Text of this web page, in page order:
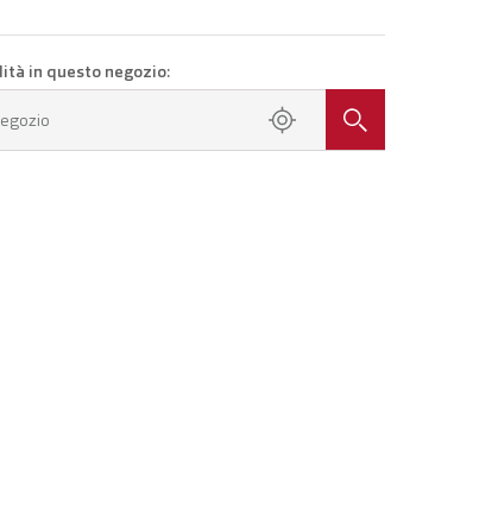
con lenti monofocali
appuntamento presso il tuo negozio.
in questo negozio: